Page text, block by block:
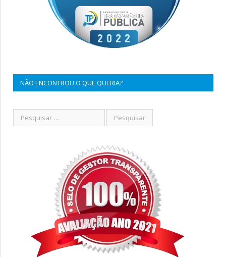
NÃO ENCONTROU O QUE QUERIA?